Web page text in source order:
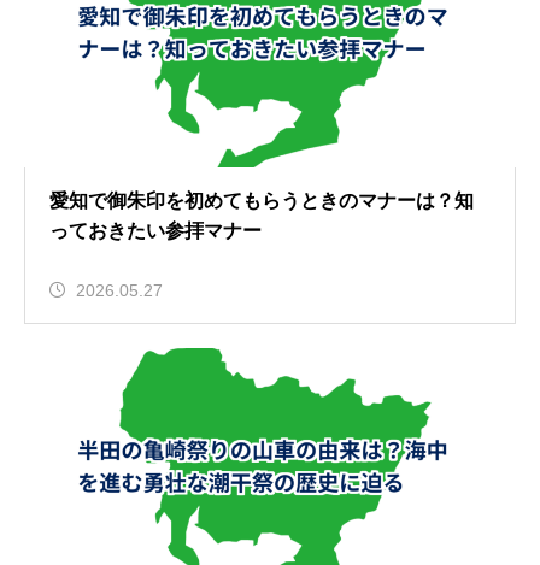
愛知で御朱印を初めてもらうときのマナーは？知
っておきたい参拝マナー
2026.05.27